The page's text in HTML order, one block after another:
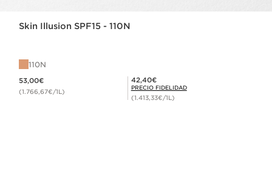
Skin Illusion SPF15 - 110N
110N
53,00€
(1.766,67€/1L)
Precio Fidelidad 42,40€
42,40€
PRECIO FIDELIDAD
(1.413,33€/1L)